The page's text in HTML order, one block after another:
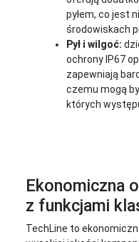
pyłem, co jest
środowiskach
Pył i wilgoć:
ochrony IP67
zapewniają
czemu mogą
których
Ekonomiczna
z funkcjami
TechLine to